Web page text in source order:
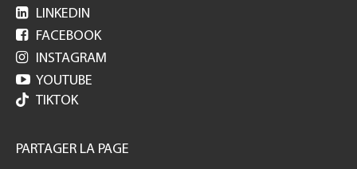
 LINKEDIN
 FACEBOOK
 INSTAGRAM
 YOUTUBE
TIKTOK
PARTAGER LA PAGE